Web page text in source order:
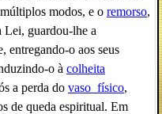
modos, e o remorso,
Lei, guardou-lhe a
entregando-o aos seus
o à colheita
a perda do vaso_físico,
de queda espiritual. Em